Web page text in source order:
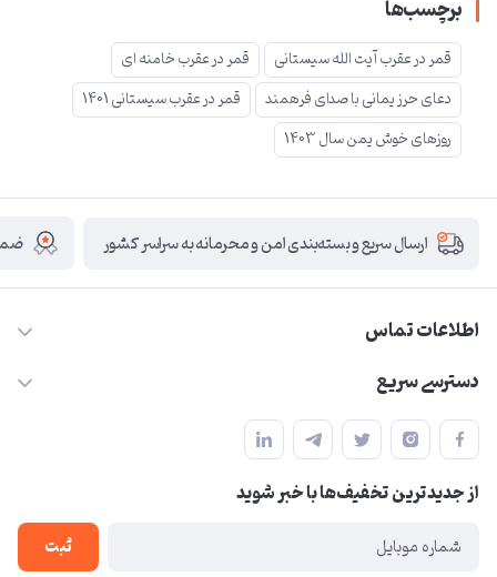
برچسب‌ها
قمر در عقرب آیت الله سیستانی
قمر در عقرب خامنه ای
دعای حرز یمانی با صدای فرهمند
قمر در عقرب سیستانی 1401
روزهای خوش یمن سال 1403
ارسال سریع و بسته‌بندی امن و محرمانه به سراسر کشور
اطلاعات تماس
09210446578
herzeonline@gmail.com
مشهد مقدس ،خیابان امام رضا(ع) ، حرم مطهر رضوی ، فلکه آب ، بازار
امام رضا (ع)
دسترسی سریع
حساب کاربری
مجله فروشگاه
لیست محصولات
درباره ما
از جدید‌ترین تخفیف‌ها با‌ خبر شوید
ثبت